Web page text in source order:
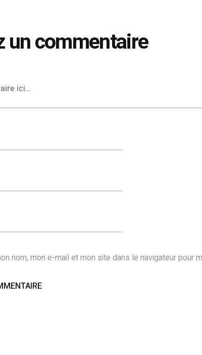
un commentaire
nom, mon e-mail et mon site dans le navigateur pour